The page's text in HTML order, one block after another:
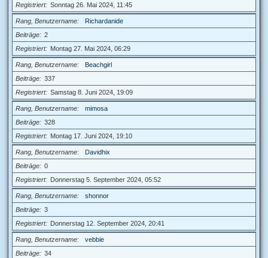
Registriert
Sonntag 26. Mai 2024, 11:45
Rang, Benutzername
Richardanide
Beiträge
2
Registriert
Montag 27. Mai 2024, 06:29
Rang, Benutzername
Beachgirl
Beiträge
337
Registriert
Samstag 8. Juni 2024, 19:09
Rang, Benutzername
mimosa
Beiträge
328
Registriert
Montag 17. Juni 2024, 19:10
Rang, Benutzername
Davidhix
Beiträge
0
Registriert
Donnerstag 5. September 2024, 05:52
Rang, Benutzername
shonnor
Beiträge
3
Registriert
Donnerstag 12. September 2024, 20:41
Rang, Benutzername
vebbie
Beiträge
34